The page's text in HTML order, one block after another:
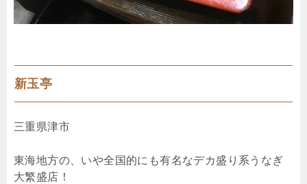
新玉亭
三重県津市
東海地方の、いや全国的にも有名なデカ盛り系うなぎ
大繁盛店！